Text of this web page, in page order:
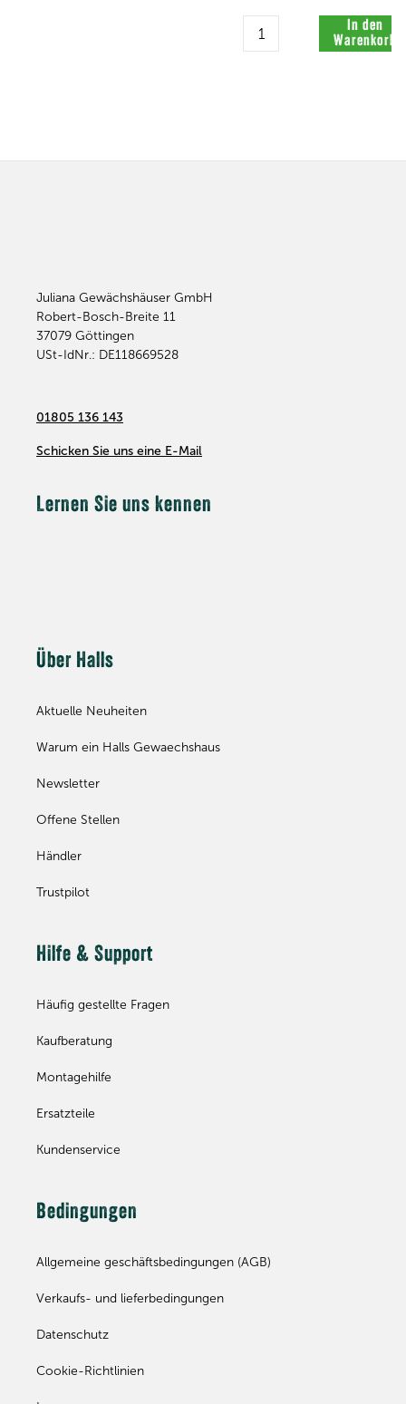
Menge:
In den
Warenkorb
Juliana Gewächshäuser GmbH
Robert-Bosch-Breite 11
37079 Göttingen
USt-IdNr.: DE118669528
01805 136 143
Schicken Sie uns eine E-Mail
Lernen Sie uns kennen
Über Halls
Aktuelle Neuheiten
Warum ein Halls Gewaechshaus
Newsletter
Offene Stellen
Händler
Trustpilot
Hilfe & Support
Häufig gestellte Fragen
Kaufberatung
Montagehilfe
Ersatzteile
Kundenservice
Bedingungen
Allgemeine geschäftsbedingungen (AGB)
Verkaufs- und lieferbedingungen
Datenschutz
Cookie-Richtlinien